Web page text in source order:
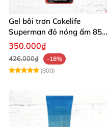
Gel bôi trơn Cokelife
Superman đỏ nóng ấm 85g
giảm đau rát
350.000₫
426.000₫
-18%
(800)